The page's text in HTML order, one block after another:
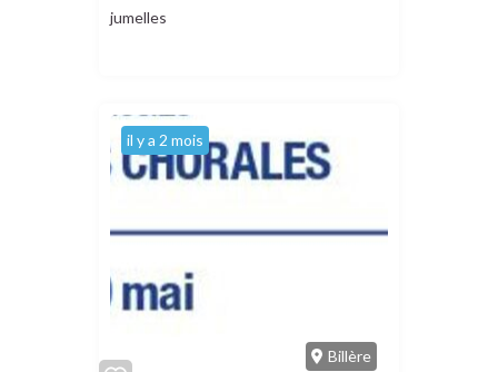
jumelles
il y a 2 mois
Billère